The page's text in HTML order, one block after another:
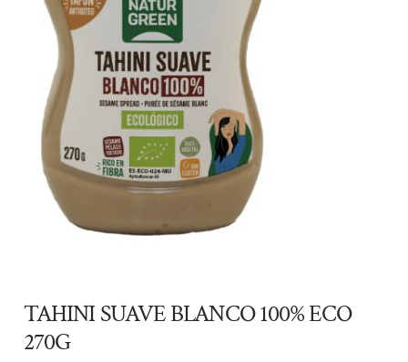
TAHINI SUAVE BLANCO 100% ECO
270G